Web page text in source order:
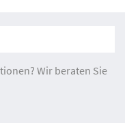
Wir beraten Sie